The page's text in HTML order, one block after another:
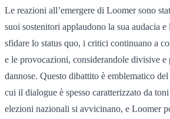
Le reazioni all’emergere di Loomer sono
suoi sostenitori applaudono la sua audacia e
sfidare lo status quo, i critici continuano a
e le provocazioni, considerandole divisive e
dannose. Questo dibattito è emblematico
cui il dialogue è spesso caratterizzato da
elezioni nazionali si avvicinano, e Loomer